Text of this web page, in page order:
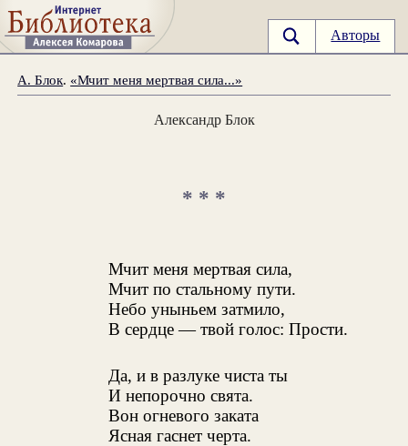
Авторы
А. Блок. «Мчит меня мертвая сила...»
Александр Блок
* * *
Мчит меня мертвая сила,
Мчит по стальному пути.
Небо уныньем затмило,
В сердце — твой голос: Прости.
Да, и в разлуке чиста ты
И непорочно свята.
Вон огневого заката
Ясная гаснет черта.